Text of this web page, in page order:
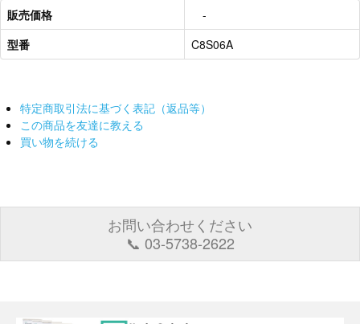
販売価格
-
型番
C8S06A
特定商取引法に基づく表記（返品等）
この商品を友達に教える
買い物を続ける
お問い合わせください
📞 03-5738-2622